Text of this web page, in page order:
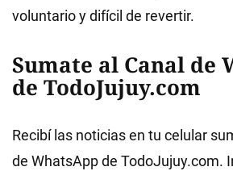
voluntario y difícil de revertir.
Sumate al Canal de
de TodoJujuy.com
Recibí las noticias en tu celular
de WhatsApp de TodoJujuy.com.